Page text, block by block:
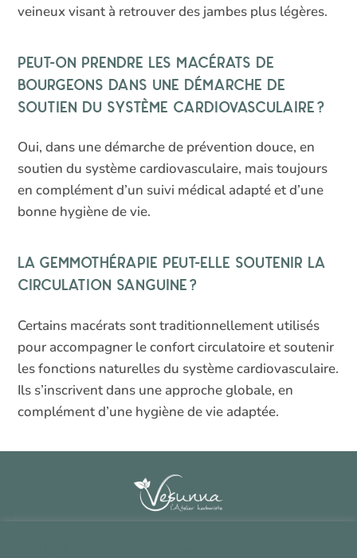
veineux visant à retrouver des jambes plus légères.
Peut-on prendre les macérats de
bourgeons dans une démarche de
soutien du système cardiovasculaire ?
Oui, dans une démarche de prévention douce, en
soutien du système cardiovasculaire, mais toujours
en complément d’un suivi médical adapté et d’une
bonne hygiène de vie.
La gemmothérapie peut-elle soutenir la
circulation sanguine ?
Certains macérats sont traditionnellement utilisés
pour accompagner le confort circulatoire et soutenir
les fonctions naturelles du système cardiovasculaire.
Ils s’inscrivent dans une approche globale, en
complément d’une hygiène de vie adaptée.